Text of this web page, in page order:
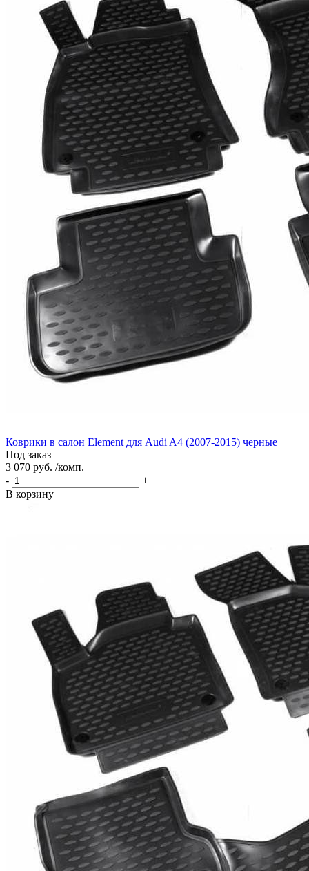
Коврики в салон Element для Audi A4 (2007-2015) черные
Под заказ
3 070 руб. /комп.
-
+
В корзину